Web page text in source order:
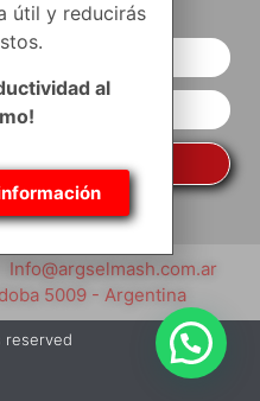
Info@argselmash.com.ar
5009 - Argentina
útil y reducirás
al